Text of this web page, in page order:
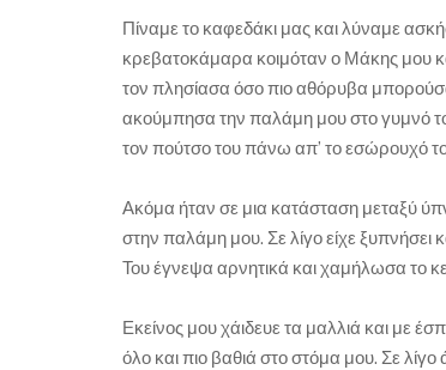
Πίναμε το καφεδάκι μας και λύναμε
κρεβατοκάμαρα κοιμόταν ο Μάκης μου
τον πλησίασα όσο πιο αθόρυβα
ακούμπησα την παλάμη μου στο γυμνό
τον πούτσο του πάνω απ’ το εσώρουχό
Ακόμα ήταν σε μια κατάσταση μεταξύ
στην παλάμη μου. Σε λίγο είχε ξυπνήσει
Του έγνεψα αρνητικά και χαμήλωσα το
Εκείνος μου χάιδευε τα μαλλιά και με
όλο και πιο βαθιά στο στόμα μου. Σε